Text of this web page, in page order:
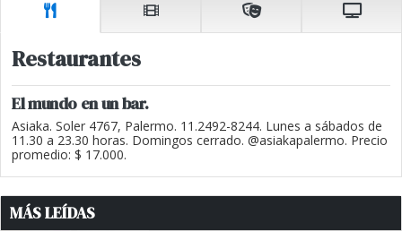
Restaurantes
El mundo en un bar.
Asiaka. Soler 4767, Palermo. 11.2492-8244. Lunes a sábados de
11.30 a 23.30 horas. Domingos cerrado. @asiakapalermo. Precio
promedio: $ 17.000.
MÁS LEÍDAS